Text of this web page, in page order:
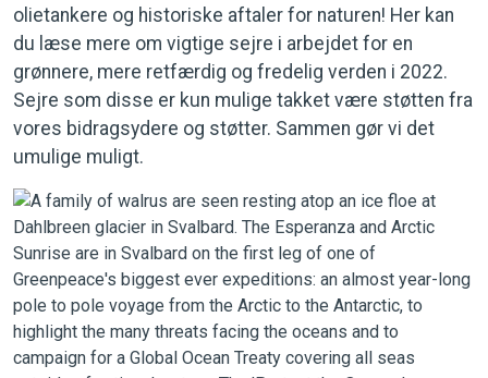
olietankere og historiske aftaler for naturen! Her kan
du læse mere om vigtige sejre i arbejdet for en
grønnere, mere retfærdig og fredelig verden i 2022.
Sejre som disse er kun mulige takket være støtten fra
vores bidragsydere og støtter. Sammen gør vi det
umulige muligt.